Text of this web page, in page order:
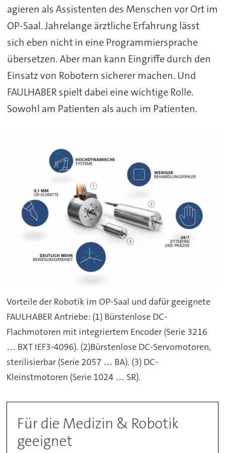
agieren als Assistenten des Menschen vor Ort im
OP-Saal. Jahrelange ärztliche Erfahrung lässt
sich eben nicht in eine Programmiersprache
übersetzen. Aber man kann Eingriffe durch den
Einsatz von Robotern sicherer machen. Und
FAULHABER spielt dabei eine wichtige Rolle.
Sowohl am Patienten als auch im Patienten.
Vorteile der Robotik im OP-Saal und dafür geeignete
FAULHABER Antriebe: (1) Bürstenlose DC-
Flachmotoren mit integriertem Encoder (Serie 3216
… BXT IEF3-4096). (2)Bürstenlose DC-Servomotoren,
sterilisierbar (Serie 2057 … BA). (3) DC-
Kleinstmotoren (Serie 1024 … SR).
Für die Medizin & Robotik
geeignet